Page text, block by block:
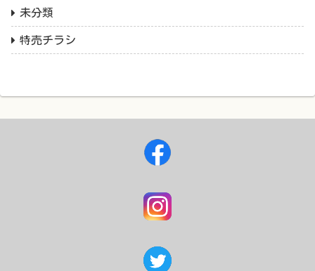
未分類
特売チラシ